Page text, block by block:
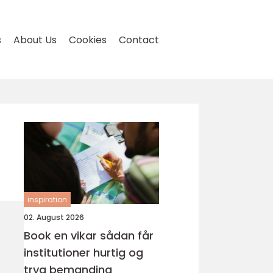
About Us Cookies Contact
inspiration
02. August 2026
Book en vikar sådan får
institutioner hurtig og
tryg bemanding